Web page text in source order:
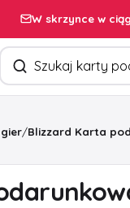
W skrzynce w
Szukaj produktów
/Blizzard Karta